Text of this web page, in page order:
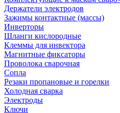
Держатели электродов
Зажимы контактные (массы)
Инверторы
Шланги кислородные
Клеммы для инвектора
Магнитные фиксаторы
Проволока сварочная
Сопла
Резаки пропановые и горелки
Холодная сварка
Электроды
Ключи